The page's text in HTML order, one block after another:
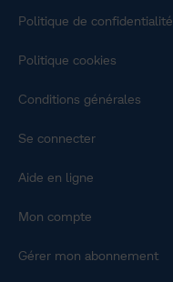
Politique de confidentialité
Politique cookies
Conditions générales
Se connecter
Aide en ligne
Mon compte
Gérer mon abonnement